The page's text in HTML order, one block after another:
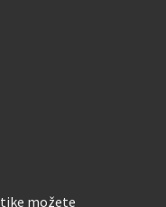
možete